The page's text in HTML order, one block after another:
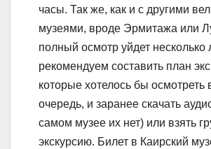
часы. Так же, как и с другими
музеями, вроде Эрмитажа или
полный осмотр уйдет несколько
рекомендуем составить план
которые хотелось бы осмотреть
очередь, и заранее скачать
самом музее их нет) или взять
экскурсию. Билет в Каирский